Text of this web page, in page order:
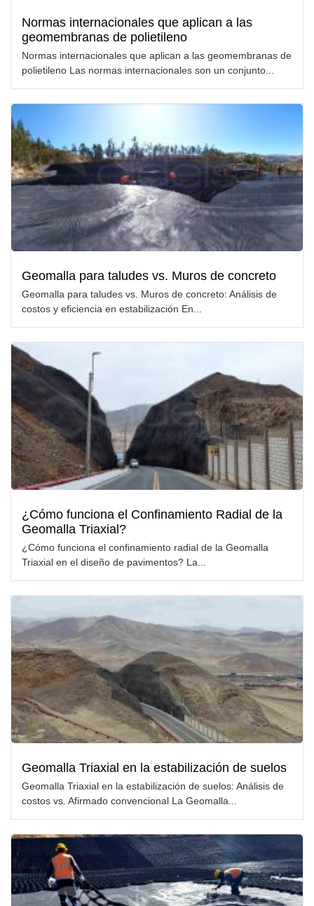
Normas internacionales que aplican a las
geomembranas de polietileno
Normas internacionales que aplican a las geomembranas de
polietileno Las normas internacionales son un conjunto...
Geomalla para taludes vs. Muros de concreto
Geomalla para taludes vs. Muros de concreto: Análisis de
costos y eficiencia en estabilización En...
¿Cómo funciona el Confinamiento Radial de la
Geomalla Triaxial?
¿Cómo funciona el confinamiento radial de la Geomalla
Triaxial en el diseño de pavimentos? La...
Geomalla Triaxial en la estabilización de suelos
Geomalla Triaxial en la estabilización de suelos: Análisis de
costos vs. Afirmado convencional La Geomalla...